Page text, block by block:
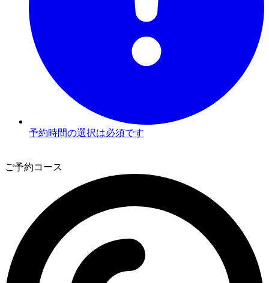
予約時間の選択は必須です
ご予約コース